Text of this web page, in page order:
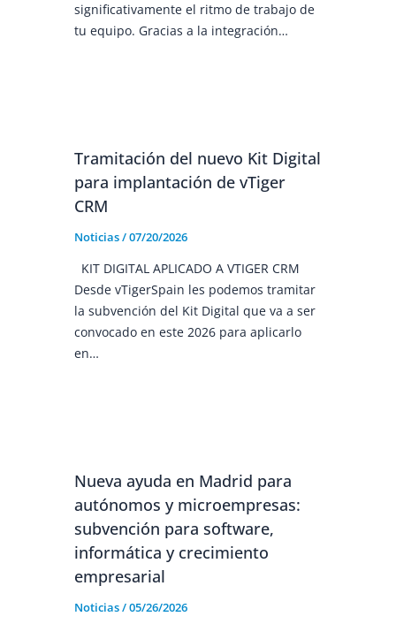
significativamente el ritmo de trabajo de
tu equipo. Gracias a la integración…
Tramitación del nuevo Kit Digital
para implantación de vTiger
CRM
Noticias/07/20/2026
KIT DIGITAL APLICADO A VTIGER CRM
Desde vTigerSpain les podemos tramitar
la subvención del Kit Digital que va a ser
convocado en este 2026 para aplicarlo
en…
Nueva ayuda en Madrid para
autónomos y microempresas:
subvención para software,
informática y crecimiento
empresarial
Noticias/05/26/2026